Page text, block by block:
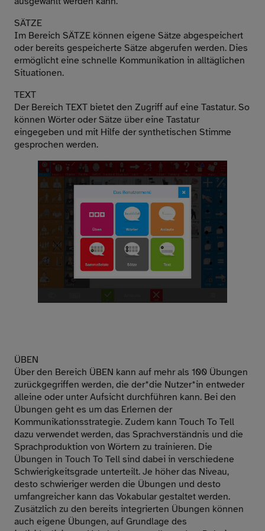
SÄTZE
Im Bereich SÄTZE können eigene Sätze abgespeichert
oder bereits gespeicherte Sätze abgerufen werden. Dies
ermöglicht eine schnelle Kommunikation in alltäglichen
Situationen.
TEXT
Der Bereich TEXT bietet den Zugriff auf eine Tastatur. So
können Wörter oder Sätze über eine Tastatur
eingegeben und mit Hilfe der synthetischen Stimme
gesprochen werden.
ÜBEN
Über den Bereich ÜBEN kann auf mehr als 100 Übungen
zurückgegriffen werden, die der*die Nutzer*in entweder
alleine oder unter Aufsicht durchführen kann. Bei den
Übungen geht es um das Erlernen der
Kommunikationsstrategie. Zudem kann Touch To Tell
dazu verwendet werden, das Sprachverständnis und die
Sprachproduktion von Wörtern zu trainieren. Die
Übungen in Touch To Tell sind dabei in verschiedene
Schwierigkeitsgrade unterteilt. Je höher das Niveau,
desto schwieriger werden die Übungen und desto
umfangreicher kann das Vokabular gestaltet werden.
Zusätzlich zu den bereits integrierten Übungen können
auch eigene Übungen, auf Grundlage des